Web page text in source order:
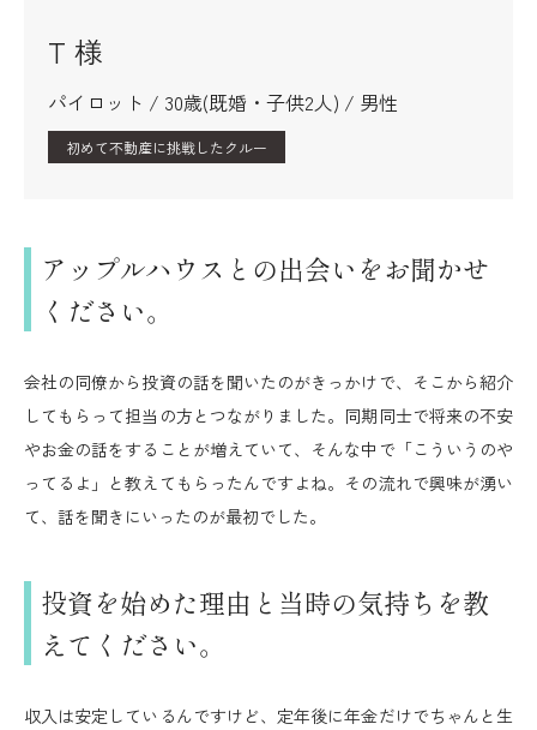
T 様
パイロット / 30歳(既婚・子供2人) / 男性
初めて不動産に挑戦したクルー
アップルハウスとの出会いをお聞かせ
ください。
会社の同僚から投資の話を聞いたのがきっかけで、そこから紹介
してもらって担当の方とつながりました。同期同士で将来の不安
やお金の話をすることが増えていて、そんな中で「こういうのや
ってるよ」と教えてもらったんですよね。その流れで興味が湧い
て、話を聞きにいったのが最初でした。
投資を始めた理由と当時の気持ちを教
えてください。
収入は安定しているんですけど、定年後に年金だけでちゃんと生